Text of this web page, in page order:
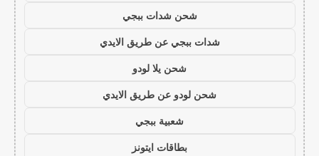
شحن شدات ببجي
شدات ببجي عن طريق الايدي
شحن يلا لودو
شحن لودو عن طريق الايدي
شعبية ببجي
بطاقات ايتونز